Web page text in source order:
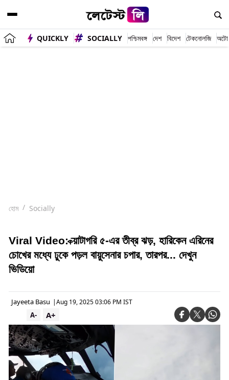
QUICKLY SOCIALLY পশ্চিমবঙ্গ দেশ বিদেশ টেকনোলজি অটো
হোম Socially
Viral Video: ক্য়াটাগরি ৫-এর তীব্র ঝড়, হারিকেন এরিনের
চোখের মধ্যে ঢুকে পড়ল বায়ুসেনার চপার, তারপর... দেখুন
ভিডিয়ো
Jayeeta Basu |Aug 19, 2025 03:06 PM IST
A+
A-